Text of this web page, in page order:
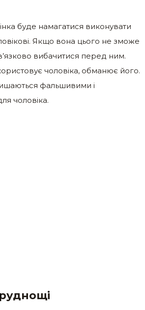
буде намагатися виконувати
Якщо вона цього не зможе
вибачитися перед ним.
чоловіка, обманює його.
фальшивими і
чоловіка.